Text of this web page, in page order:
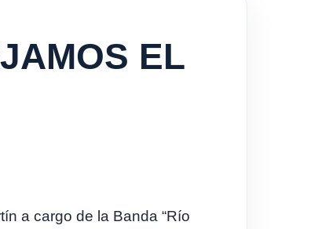
EL
a cargo de la Banda “Río